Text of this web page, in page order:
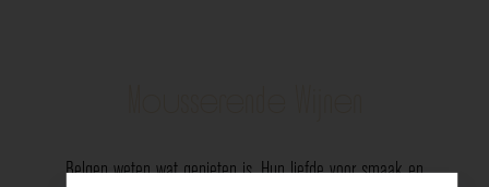
Belgen weten wat genieten is. Hun liefde voor smaak en